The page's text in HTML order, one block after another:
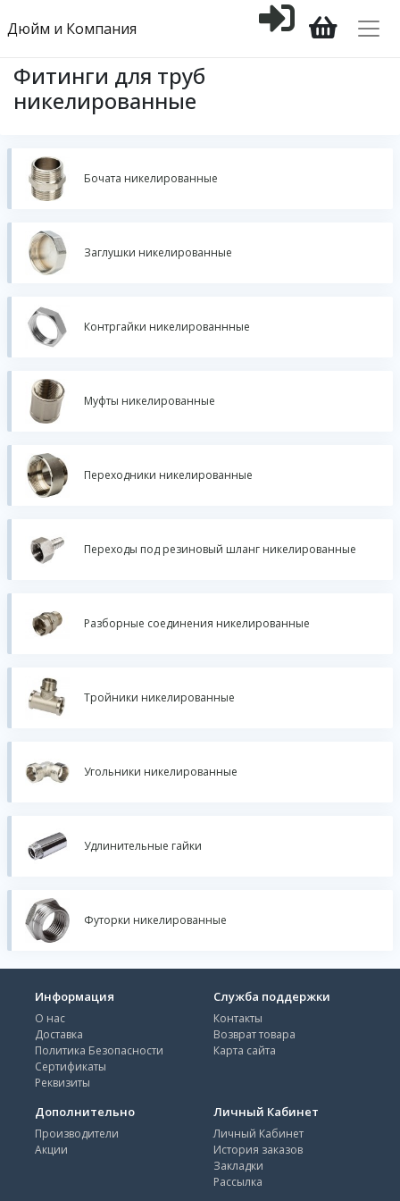
Дюйм и Компания
Фитинги для труб
никелированные
Бочата никелированные
Заглушки никелированные
Контргайки никелированнные
Муфты никелированные
Переходники никелированные
Переходы под резиновый шланг никелированные
Разборные соединения никелированные
Тройники никелированные
Угольники никелированные
Удлинительные гайки
Футорки никелированные
Информация
О нас
Доставка
Политика Безопасности
Сертификаты
Реквизиты
Служба поддержки
Контакты
Возврат товара
Карта сайта
Дополнительно
Производители
Акции
Личный Кабинет
Личный Кабинет
История заказов
Закладки
Рассылка